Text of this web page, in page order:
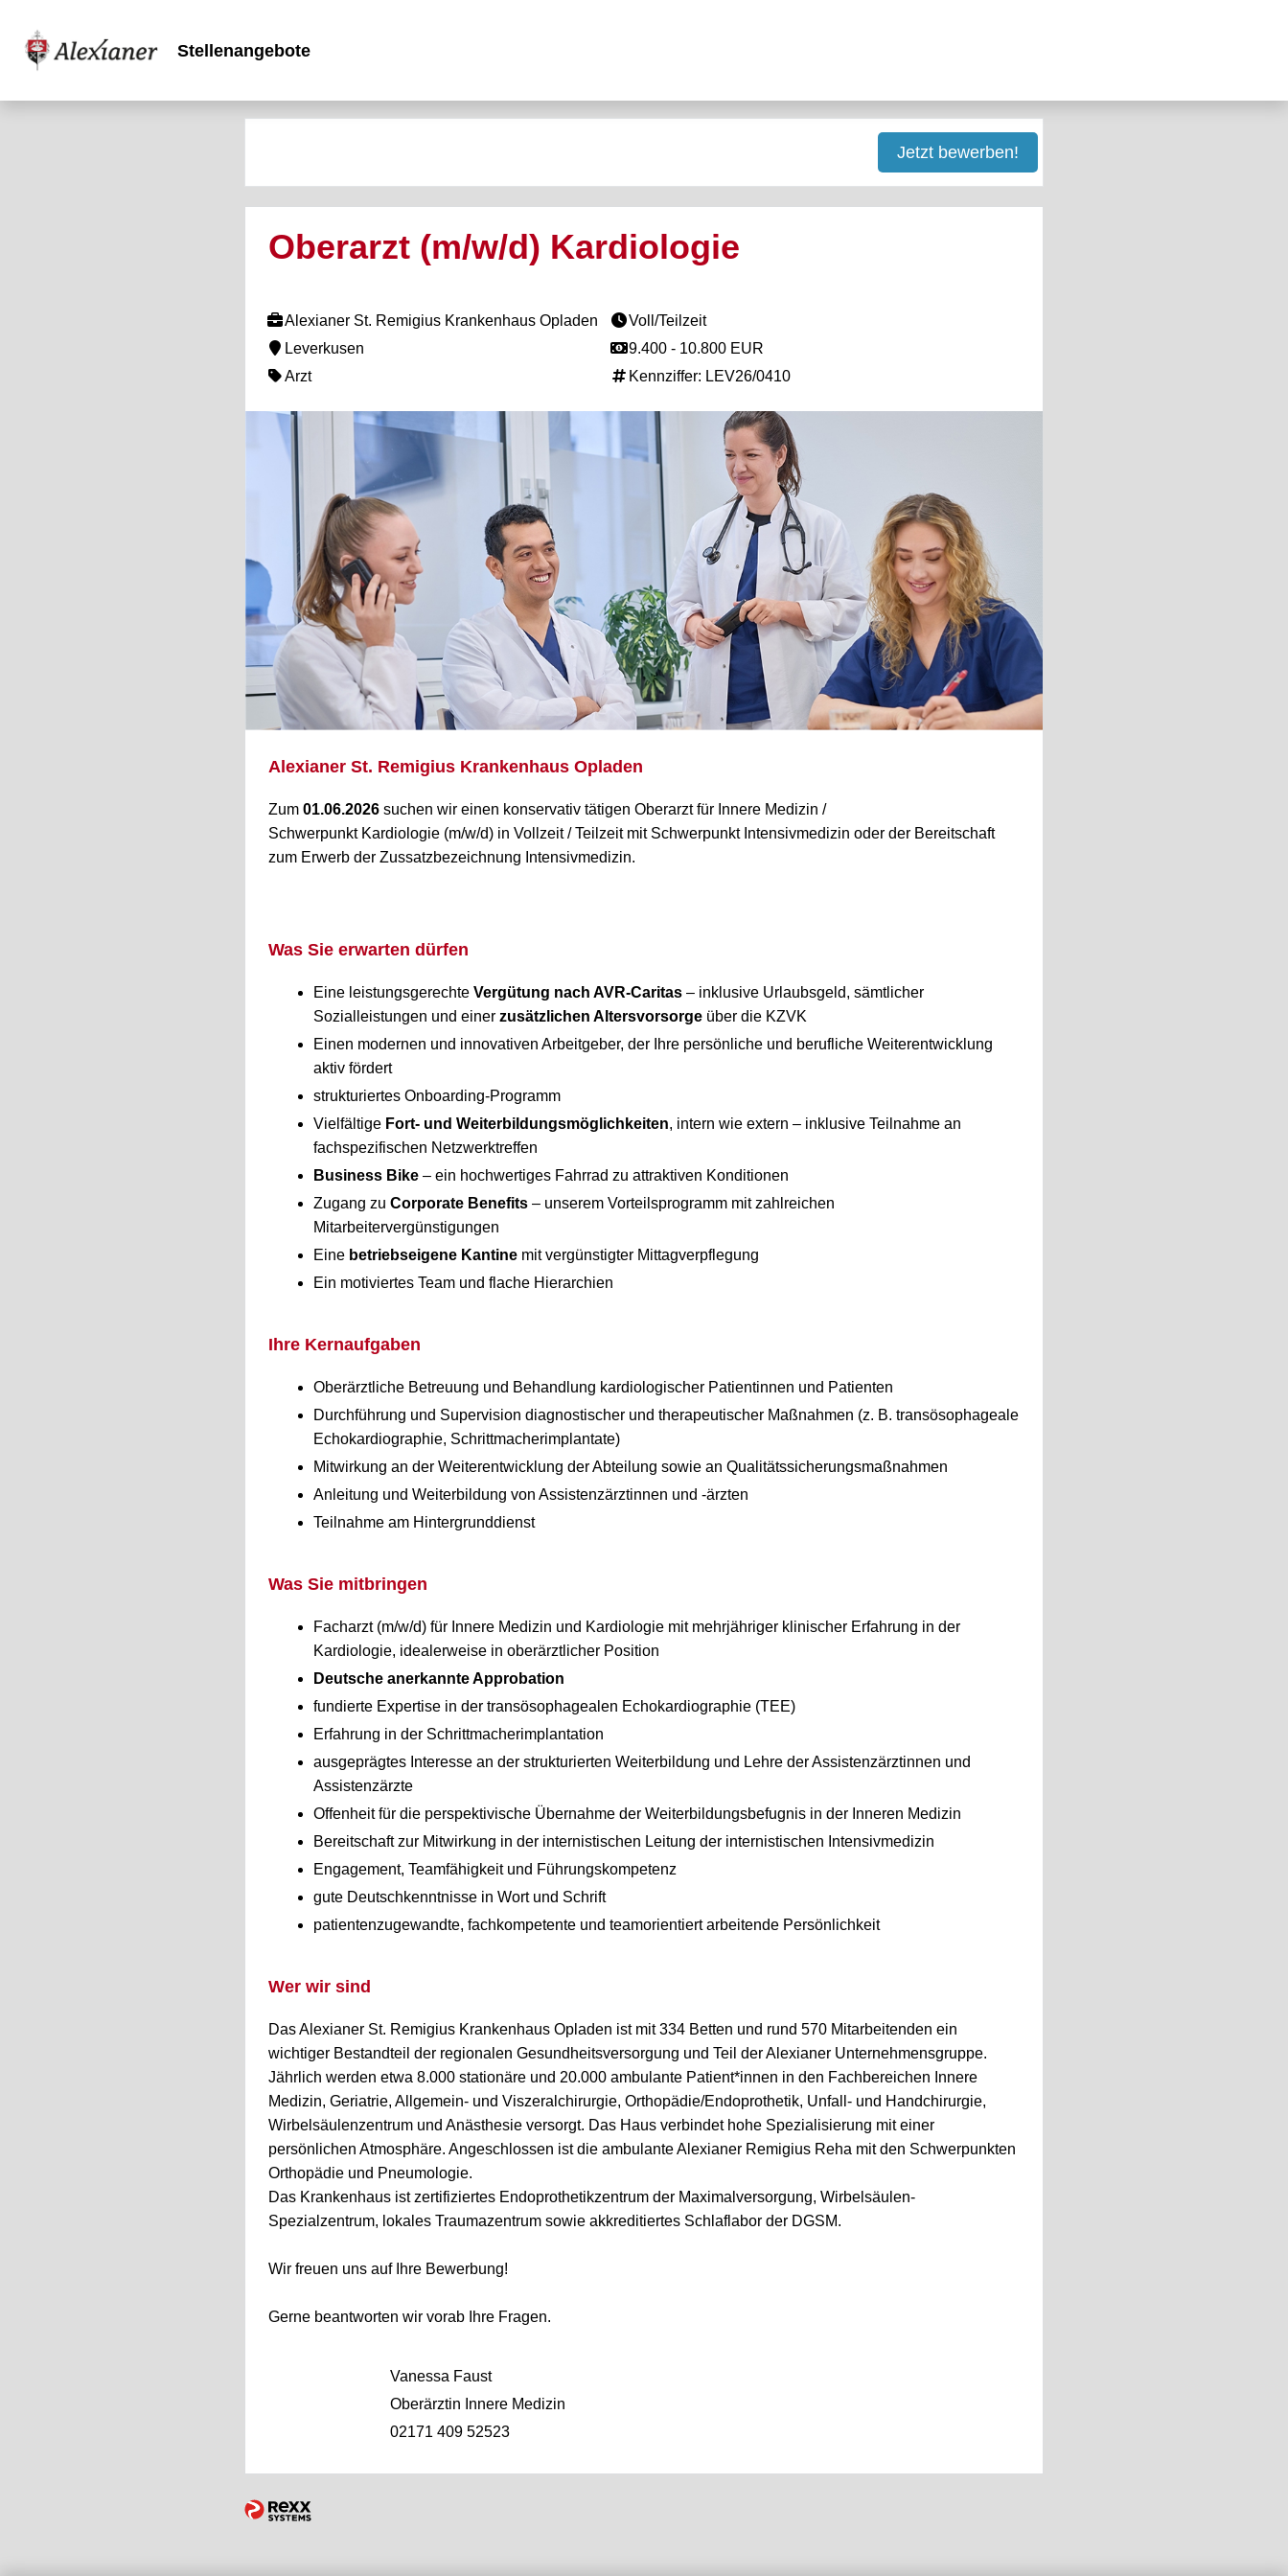
Stellenangebote
Jetzt bewerben!
Oberarzt (m/w/d) Kardiologie
Alexianer St. Remigius Krankenhaus Opladen
Leverkusen
Arzt
Voll/Teilzeit
9.400 - 10.800 EUR
Kennziffer: LEV26/0410
Alexianer St. Remigius Krankenhaus Opladen
Zum 01.06.2026 suchen wir einen konservativ tätigen Oberarzt für Innere Medizin /
Schwerpunkt Kardiologie (m/w/d) in Vollzeit / Teilzeit mit Schwerpunkt Intensivmedizin oder der Bereitschaft
zum Erwerb der Zussatzbezeichnung Intensivmedizin.
Was Sie erwarten dürfen
Eine leistungsgerechte Vergütung nach AVR-Caritas – inklusive Urlaubsgeld, sämtlicher
Sozialleistungen und einer zusätzlichen Altersvorsorge über die KZVK
Einen modernen und innovativen Arbeitgeber, der Ihre persönliche und berufliche Weiterentwicklung
aktiv fördert
strukturiertes Onboarding-Programm
Vielfältige Fort- und Weiterbildungsmöglichkeiten, intern wie extern – inklusive Teilnahme an
fachspezifischen Netzwerktreffen
Business Bike – ein hochwertiges Fahrrad zu attraktiven Konditionen
Zugang zu Corporate Benefits – unserem Vorteilsprogramm mit zahlreichen
Mitarbeitervergünstigungen
Eine betriebseigene Kantine mit vergünstigter Mittagverpflegung
Ein motiviertes Team und flache Hierarchien
Ihre Kernaufgaben
Oberärztliche Betreuung und Behandlung kardiologischer Patientinnen und Patienten
Durchführung und Supervision diagnostischer und therapeutischer Maßnahmen (z. B. transösophageale
Echokardiographie, Schrittmacherimplantate)
Mitwirkung an der Weiterentwicklung der Abteilung sowie an Qualitätssicherungsmaßnahmen
Anleitung und Weiterbildung von Assistenzärztinnen und -ärzten
Teilnahme am Hintergrunddienst
Was Sie mitbringen
Facharzt (m/w/d) für Innere Medizin und Kardiologie mit mehrjähriger klinischer Erfahrung in der
Kardiologie, idealerweise in oberärztlicher Position
Deutsche anerkannte Approbation
fundierte Expertise in der transösophagealen Echokardiographie (TEE)
Erfahrung in der Schrittmacherimplantation
ausgeprägtes Interesse an der strukturierten Weiterbildung und Lehre der Assistenzärztinnen und
Assistenzärzte
Offenheit für die perspektivische Übernahme der Weiterbildungsbefugnis in der Inneren Medizin
Bereitschaft zur Mitwirkung in der internistischen Leitung der internistischen Intensivmedizin
Engagement, Teamfähigkeit und Führungskompetenz
gute Deutschkenntnisse in Wort und Schrift
patientenzugewandte, fachkompetente und teamorientiert arbeitende Persönlichkeit
Wer wir sind
Das Alexianer St. Remigius Krankenhaus Opladen ist mit 334 Betten und rund 570 Mitarbeitenden ein
wichtiger Bestandteil der regionalen Gesundheitsversorgung und Teil der Alexianer Unternehmensgruppe.
Jährlich werden etwa 8.000 stationäre und 20.000 ambulante Patient*innen in den Fachbereichen Innere
Medizin, Geriatrie, Allgemein- und Viszeralchirurgie, Orthopädie/Endoprothetik, Unfall- und Handchirurgie,
Wirbelsäulenzentrum und Anästhesie versorgt. Das Haus verbindet hohe Spezialisierung mit einer
persönlichen Atmosphäre. Angeschlossen ist die ambulante Alexianer Remigius Reha mit den Schwerpunkten
Orthopädie und Pneumologie.
Das Krankenhaus ist zertifiziertes Endoprothetikzentrum der Maximalversorgung, Wirbelsäulen-
Spezialzentrum, lokales Traumazentrum sowie akkreditiertes Schlaflabor der DGSM.
Wir freuen uns auf Ihre Bewerbung!
Gerne beantworten wir vorab Ihre Fragen.
Vanessa Faust
Oberärztin Innere Medizin
02171 409 52523